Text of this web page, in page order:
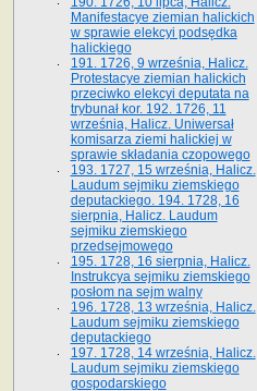
Manifestacye ziemian halickich
w sprawie elekcyi podsędka
halickiego
191. 1726, 9 września, Halicz.
Protestacye ziemian halickich
przeciwko elekcyi deputata na
trybunał kor. 192. 1726, 11
września, Halicz. Uniwersał
komisarza ziemi halickiej w
sprawie składania czopowego
193. 1727, 15 września, Halicz.
Laudum sejmiku ziemskiego
deputackiego. 194. 1728, 16
sierpnia, Halicz. Laudum
sejmiku ziemskiego
przedsejmowego
195. 1728, 16 sierpnia, Halicz.
Instrukcya sejmiku ziemskiego
posłom na sejm walny
196. 1728, 13 września, Halicz.
Laudum sejmiku ziemskiego
deputackiego
197. 1728, 14 września, Halicz.
Laudum sejmiku ziemskiego
gospodarskiego